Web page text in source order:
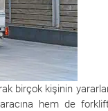
birçok kişinin
hem de